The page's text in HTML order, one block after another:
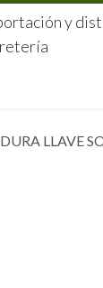
y
LLAVE